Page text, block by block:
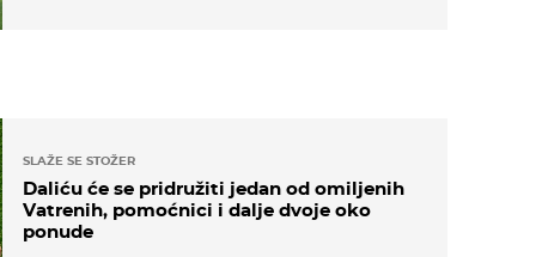
SLAŽE SE STOŽER
Daliću će se pridružiti jedan od omiljenih
Vatrenih, pomoćnici i dalje dvoje oko
ponude